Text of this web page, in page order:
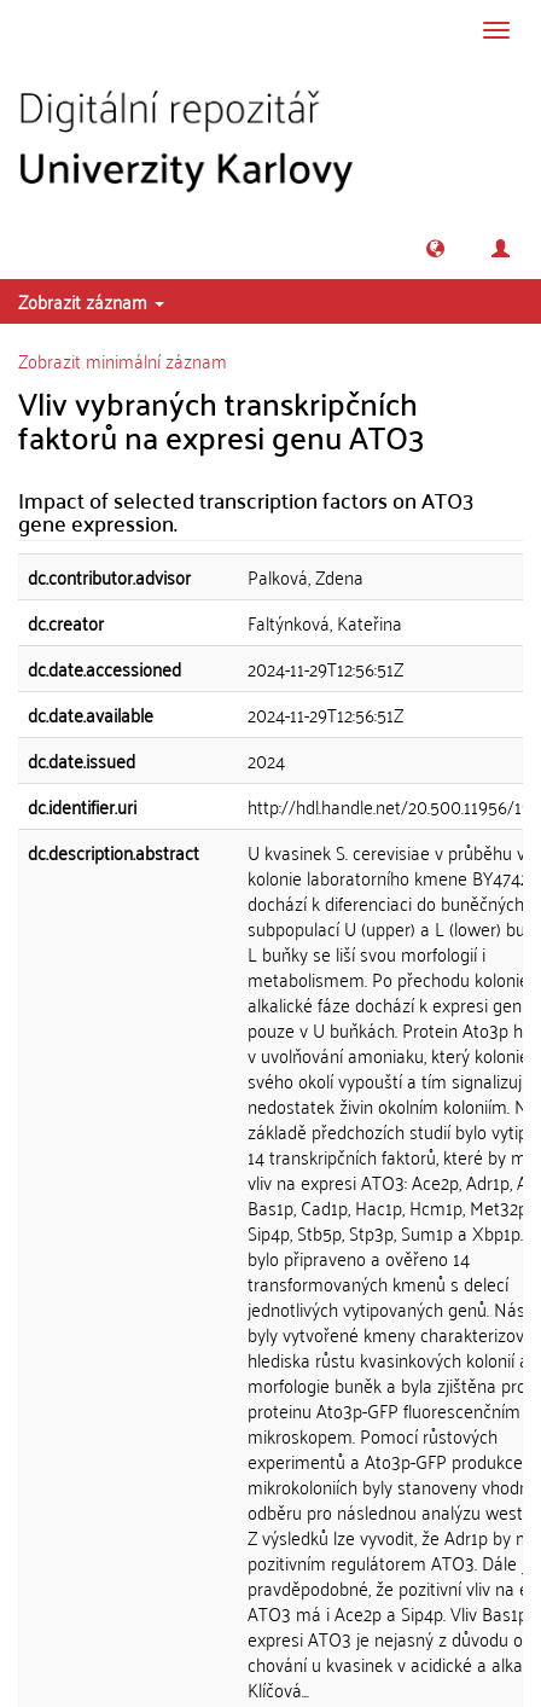
Zobrazit záznam
Zobrazit minimální záznam
Vliv vybraných transkripčních
faktorů na expresi genu ATO3
Impact of selected transcription factors on ATO3
gene expression.
dc.contributor.advisor
Palková, Zdena
dc.creator
Faltýnková, Kateřina
dc.date.accessioned
2024-11-29T12:56:51Z
dc.date.available
2024-11-29T12:56:51Z
dc.date.issued
2024
dc.identifier.uri
http://hdl.handle.net/20.500.11956/
dc.description.abstract
U kvasinek S. cerevisiae v průběhu
kolonie laboratorního kmene BY4742
dochází k diferenciaci do buněčných
subpopulací U (upper) a L (lower)
L buňky se liší svou morfologií i
metabolismem. Po přechodu kolonie
alkalické fáze dochází k expresi genu
pouze v U buňkách. Protein Ato3p
v uvolňování amoniaku, který kolonie
svého okolí vypouští a tím signalizují
nedostatek živin okolním koloniím. Na
základě předchozích studií bylo
14 transkripčních faktorů, které by
vliv na expresi ATO3: Ace2p, Adr1p,
Bas1p, Cad1p, Hac1p, Hcm1p, Met32p,
Sip4p, Stb5p, Stp3p, Sum1p a Xbp1p.
bylo připraveno a ověřeno 14
transformovaných kmenů s delecí
jednotlivých vytipovaných genů.
byly vytvořené kmeny
hlediska růstu kvasinkových kolonií a
morfologie buněk a byla zjištěna
proteinu Ato3p-GFP fluorescenčním
mikroskopem. Pomocí růstových
experimentů a Ato3p-GFP produkce v
mikrokoloniích byly stanoveny
odběru pro následnou analýzu
Z výsledků lze vyvodit, že Adr1p by
pozitivním regulátorem ATO3. Dále je
pravděpodobné, že pozitivní vliv na
ATO3 má i Ace2p a Sip4p. Vliv Bas1p
expresi ATO3 je nejasný z důvodu
chování u kvasinek v acidické a
Klíčová...